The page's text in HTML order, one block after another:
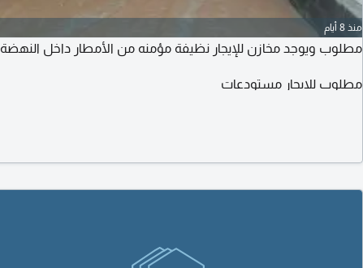
منذ 8 أيام
مطلوب ويوجد مخازن للإيجار نظيفة مؤمنه من الأمطار داخل النهضة
مطلوب للايجار مستودعات